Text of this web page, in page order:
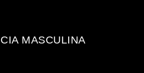
MASCULINA